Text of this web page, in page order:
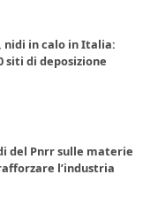
in calo in Italia:
siti di deposizione
del Pnrr sulle materie
l’industria